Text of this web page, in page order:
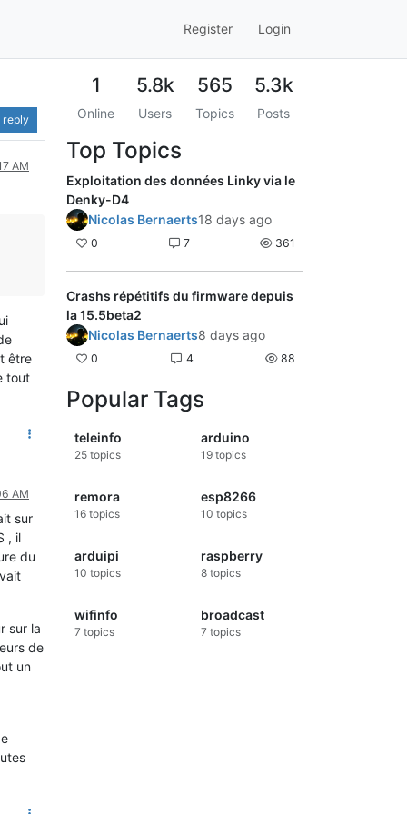
Register Login
reply
AM
être
tout
AM
sur
, il
du
sur la
de
un
1
Online
5.8k
Users
565
Topics
5.3k
Posts
Top Topics
Exploitation des données Linky via le
Denky-D4
Nicolas Bernaerts18 days ago
0 7 361
Crashs répétitifs du firmware depuis
la 15.5beta2
Nicolas Bernaerts8 days ago
0 4 88
Popular Tags
teleinfo
25 topics
arduino
19topics
remora
16 topics
esp8266
10 topics
arduipi
10 topics
raspberry
8topics
wifinfo
7 topics
broadcast
7 topics